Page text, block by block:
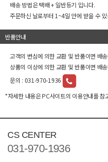
배송 방법은 택배 + 일반등기 입니다.
주문하신 날로부터 1~4일 안에 받을 수
반품안내
고객의 변심에 의한 교환 및 반품이면 배
상품의 이상에 의한 교환 및 반품이면 배
문의 : 031-970-1936
*자세한 내용은 PC사이트의 이용안내를 참
CS CENTER
031-970-1936